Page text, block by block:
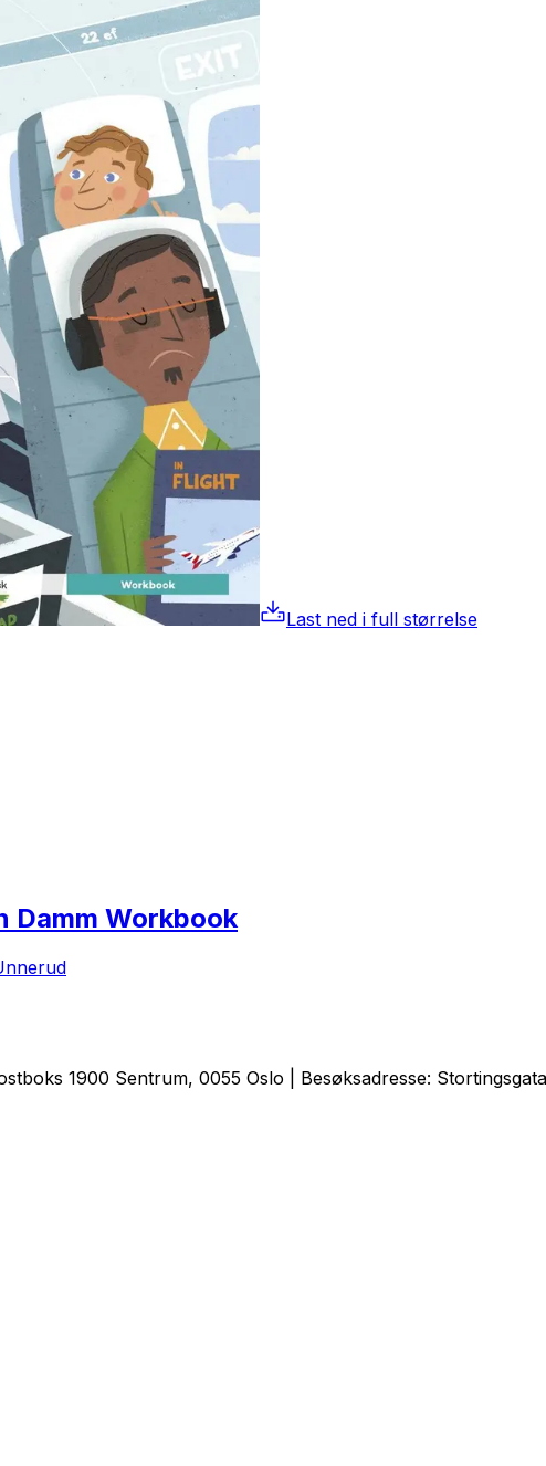
Last ned i full størrelse
Damm Workbook
1900 Sentrum, 0055 Oslo | Besøksadresse: